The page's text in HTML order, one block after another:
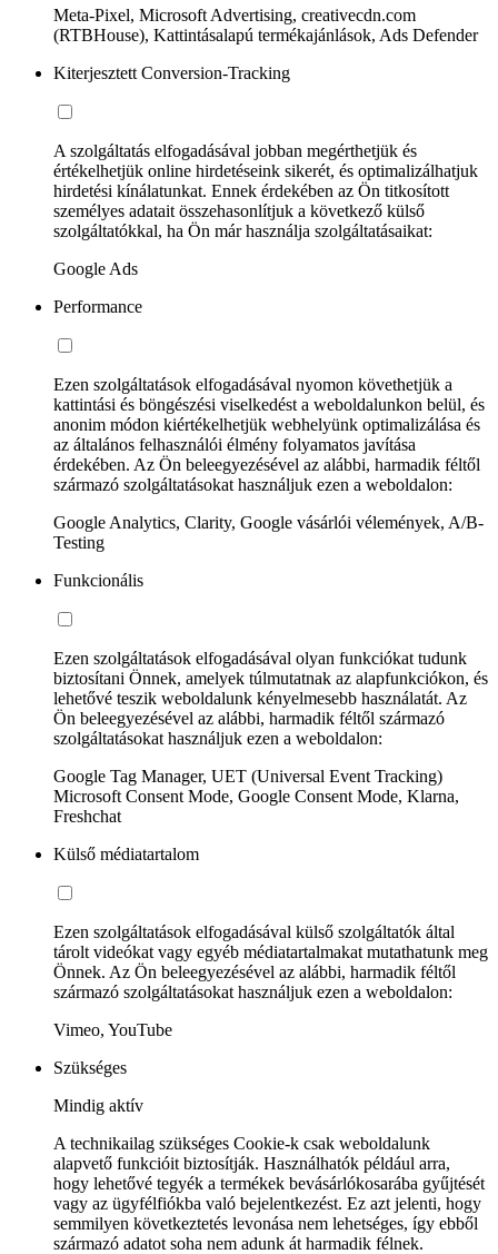
Meta-Pixel, Microsoft Advertising, creativecdn.com
(RTBHouse), Kattintásalapú termékajánlások, Ads Defender
Kiterjesztett Conversion-Tracking
A szolgáltatás elfogadásával jobban megérthetjük és
értékelhetjük online hirdetéseink sikerét, és optimalizálhatjuk
hirdetési kínálatunkat. Ennek érdekében az Ön titkosított
személyes adatait összehasonlítjuk a következő külső
szolgáltatókkal, ha Ön már használja szolgáltatásaikat:
Google Ads
Performance
Ezen szolgáltatások elfogadásával nyomon követhetjük a
kattintási és böngészési viselkedést a weboldalunkon belül, és
anonim módon kiértékelhetjük webhelyünk optimalizálása és
az általános felhasználói élmény folyamatos javítása
érdekében. Az Ön beleegyezésével az alábbi, harmadik féltől
származó szolgáltatásokat használjuk ezen a weboldalon:
Google Analytics, Clarity, Google vásárlói vélemények, A/B-
Testing
Funkcionális
Ezen szolgáltatások elfogadásával olyan funkciókat tudunk
biztosítani Önnek, amelyek túlmutatnak az alapfunkciókon, és
lehetővé teszik weboldalunk kényelmesebb használatát. Az
Ön beleegyezésével az alábbi, harmadik féltől származó
szolgáltatásokat használjuk ezen a weboldalon:
Google Tag Manager, UET (Universal Event Tracking)
Microsoft Consent Mode, Google Consent Mode, Klarna,
Freshchat
Külső médiatartalom
Ezen szolgáltatások elfogadásával külső szolgáltatók által
tárolt videókat vagy egyéb médiatartalmakat mutathatunk meg
Önnek. Az Ön beleegyezésével az alábbi, harmadik féltől
származó szolgáltatásokat használjuk ezen a weboldalon:
Vimeo, YouTube
Szükséges
Mindig aktív
A technikailag szükséges Cookie-k csak weboldalunk
alapvető funkcióit biztosítják. Használhatók például arra,
hogy lehetővé tegyék a termékek bevásárlókosarába gyűjtését
vagy az ügyfélfiókba való bejelentkezést. Ez azt jelenti, hogy
semmilyen következtetés levonása nem lehetséges, így ebből
származó adatot soha nem adunk át harmadik félnek.